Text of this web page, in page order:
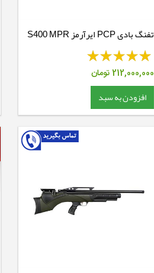
تفنگ بادی PCP ایرآرمز S400 MPR
Sporter
212,000,000تومان
افزودن به سبد